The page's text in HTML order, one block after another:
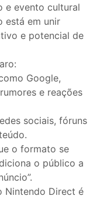
e evento cultural
está em unir
e potencial de
Google,
e reações
sociais, fóruns
o formato se
o público a
Nintendo Direct é